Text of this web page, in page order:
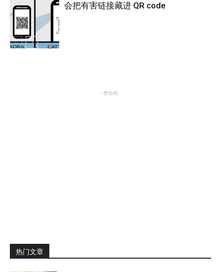
热点
会把有害链接藏进 QR code
- 赞助商 -
热门文章